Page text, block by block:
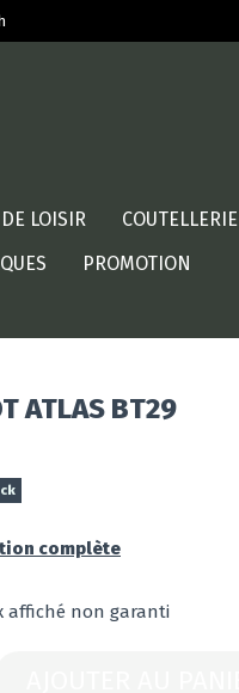
LOISIR COUTELLERIE
PROMOTION
ATLAS BT29
complète
affiché non garanti